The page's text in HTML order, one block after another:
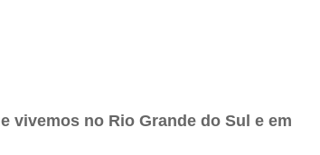
vivemos no Rio Grande do Sul e em